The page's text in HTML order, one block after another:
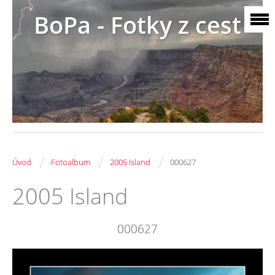
BoPa - Fotky z cest
Úvod / Fotoalbum / 2005 Island / 000627
2005 Island
000627